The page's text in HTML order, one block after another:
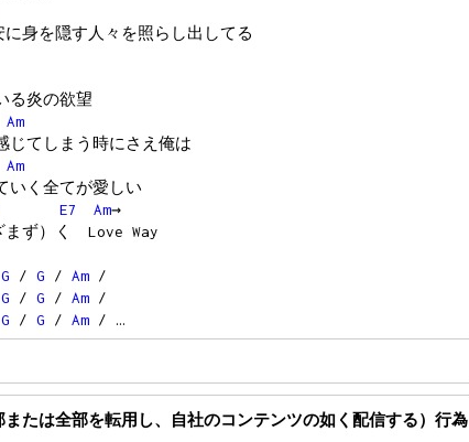
身を隠す人々を照らし出してる
る炎の欲望
Am
てしまう時にさえ俺は
Am
く全てが愛しい
E7 Am→
ず）く Love Way
G / G / Am /
G / G / Am /
G / G / Am / …
たは全部を転用し、自社のコンテンツの如く配信する）行為